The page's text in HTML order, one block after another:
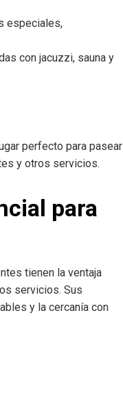
especiales,
con jacuzzi, sauna y
perfecto para pasear
y otros servicios.
para
tienen la ventaja
servicios. Sus
y la cercanía con